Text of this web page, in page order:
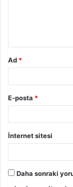
Ad *
E-posta *
İnternet sitesi
Daha sonraki